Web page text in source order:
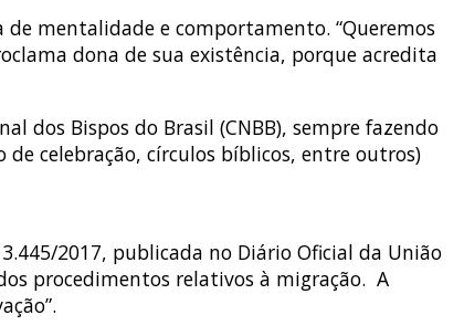
mentalidade e comportamento. “Queremos
dona de sua existência, porque acredita
dos Bispos do Brasil (CNBB), sempre fazendo
celebração, círculos bíblicos, entre outros)
2017, publicada no Diário Oficial da União
procedimentos relativos à migração. A